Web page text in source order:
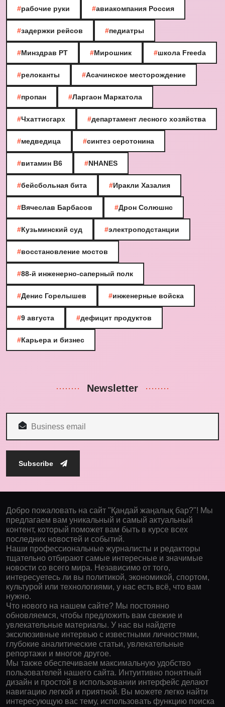
#рабочие руки #авиакомпания Россия
#задержки рейсов #педиатры
#Минздрав РТ #Мирошник #школа Freeda
#релоканты #Асачинское месторождение
#пропан #Ларгаон Маркатола
#Чхаттисгарх #департамент лесного хозяйства
#медведица #синтез серотонина
#витамин B6 #NHANES
#бейсбольная бита #Иракли Хазалия
#Вячеслав Барбасов #Дрон Солюшнс
#Кузьминский суд #электроподстанции
#восстановление мостов
#88-й инженерно-саперный полк
#Денис Горелышев #инженерные войска
#9 августа #дефицит продуктов
#Карьера и бизнес
Newsletter
Subscribe
Добро пожаловать на сайт "Қандай жаңалық бар?"! Мы
предлагаем вам уникальный и самый актуальный
контент, который поможет вам быть в курсе всех
последних новостей и событий.
Наши профессиональные журналисты и редакторы
тщательно отбирают самые интересные и значимые
новости со всего мира. Независимо от того,
интересуетесь ли вы политикой, экономикой, спортом,
культурой или технологиями, у нас есть всё, что вам
нужно.
Что нового на нашем сайте? Мы постоянно
обновляемся, чтобы предложить вам свежие и
увлекательные материалы. У нас вы найдете
эксклюзивные интервью с известными личностями,
глубокие аналитические статьи, увлекательные
репортажи и многое другое.
Мы также обеспечиваем максимальную удобство
пользователей нашего сайта. Интуитивно понятный
дизайн и простой в использовании интерфейс делают
навигацию легкой и приятной. Вы можете легко найти
интересующую вас тему, использовать функцию поиска